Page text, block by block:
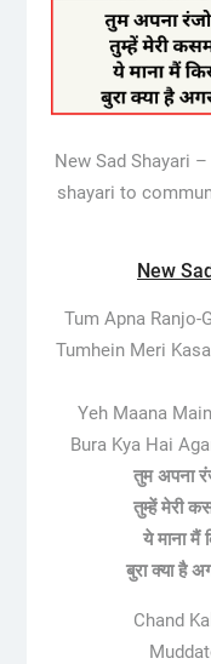
New Sad Shayari
shayari to
New
Tum Apna Ranjo-
Tumhein Meri
Yeh Maana
Bura Kya Hai
तुम अपना
तुम्हें मेरी
ये माना मैं
बुरा क्या है
Chand